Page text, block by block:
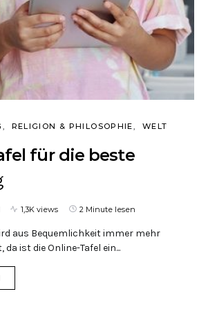
RELIGION & PHILOSOPHIE WELT
für die beste
1,3K views 2 Minute lesen
aus Bequemlichkeit immer mehr
ist die Online-Tafel ein...